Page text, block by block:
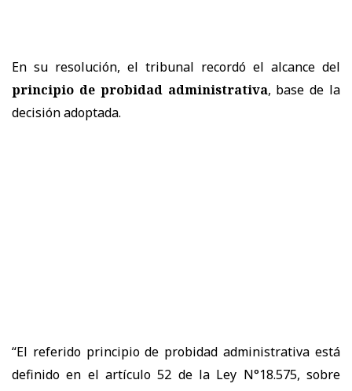
En su resolución, el tribunal recordó el alcance del
principio de probidad administrativa, base de la
decisión adoptada.
“El referido principio de probidad administrativa está
definido en el artículo 52 de la Ley N°18.575, sobre